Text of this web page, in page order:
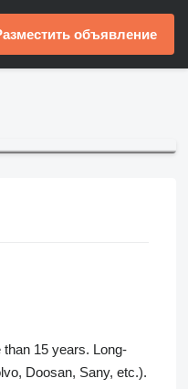
объявление
15 years. Long-
Doosan, Sany, etc.).